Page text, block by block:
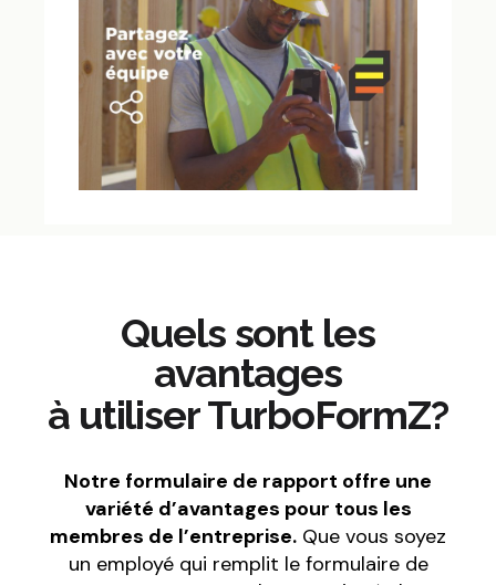
Quels sont les
avantages
à utiliser TurboFormZ?
Notre formulaire de rapport offre une
variété d’avantages pour tous les
membres de l’entreprise. Que vous soyez
un employé qui remplit le formulaire de